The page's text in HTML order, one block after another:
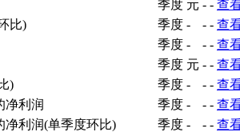
季度 元 - - 查
比)
季度 - - - 查
季度 - - - 查
季度 元 - - 查
)
季度 - - - 查
净利润
季度 - - - 查
净利润(单季度环比)
季度 - - - 查